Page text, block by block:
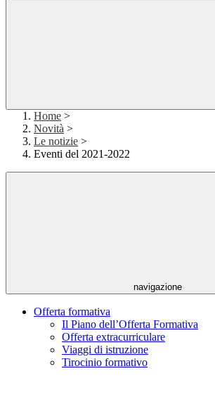
Home >
Novità >
Le notizie >
Eventi del 2021-2022
navigazione
Offerta formativa
Il Piano dell’Offerta Formativa
Offerta extracurriculare
Viaggi di istruzione
Tirocinio formativo